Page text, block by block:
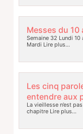
Messes du 10
Semaine 32 Lundi
Mardi Lire plus…
Les cinq
entendre aux
La vieillesse n’est
chapitreLire plus…